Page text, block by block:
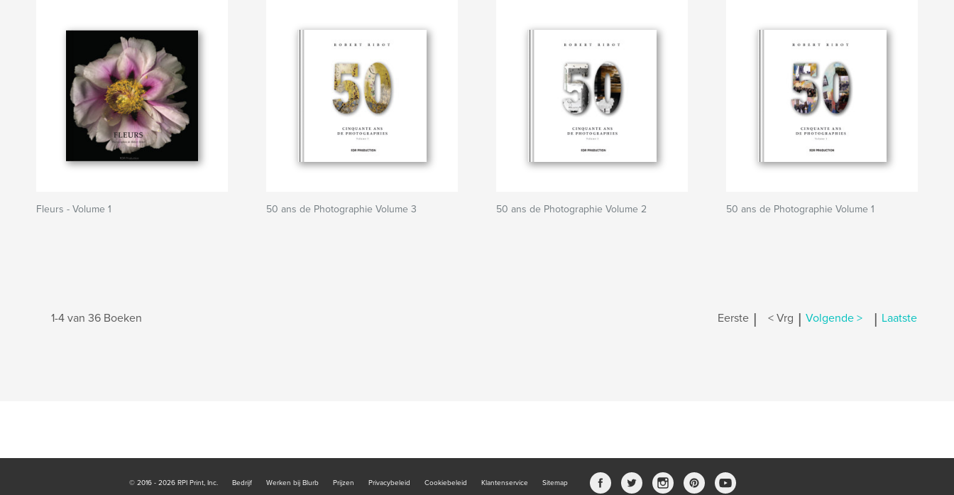
Fleurs - Volume 1 50 ans de Photographie Volume 3 50 ans de Photographie Volume 2 50 ans de Photographie Volume 1
1-4 van 36 Boeken Eerste | < Vrg | Volgende > | Laatste
© 2016 - 2026 RPI Print, Inc. Bedrijf Werken bij Blurb Prijzen Privacybeleid Cookiebeleid Klantenservice Sitemap